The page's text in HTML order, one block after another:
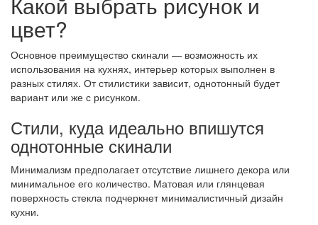
цвет?
Основное преимущество скинали — возможность их
использования на кухнях, интерьер которых выполнен в
разных стилях. От стилистики зависит, однотонный будет
вариант или же с рисунком.
Стили, куда идеально впишутся
однотонные скинали
Минимализм предполагает отсутствие лишнего декора или
минимальное его количество. Матовая или глянцевая
поверхность стекла подчеркнет минималистичный дизайн
кухни.